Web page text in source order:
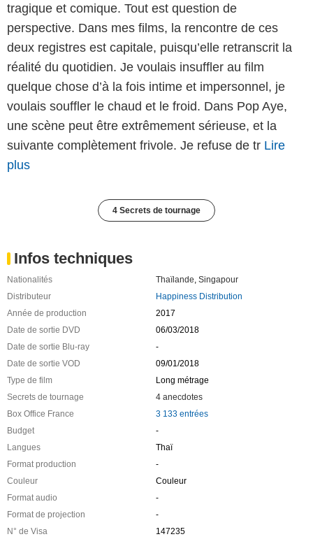
tragique et comique. Tout est question de
perspective. Dans mes films, la rencontre de ces
deux registres est capitale, puisqu’elle retranscrit la
réalité du quotidien. Je voulais insuffler au film
quelque chose d’à la fois intime et impersonnel, je
voulais souffler le chaud et le froid. Dans Pop Aye,
une scène peut être extrêmement sérieuse, et la
suivante complètement frivole. Je refuse de tr Lire
plus
4 Secrets de tournage
Infos techniques
Nationalités Thaïlande, Singapour
Distributeur
Happiness Distribution
Année de production
2017
Date de sortie DVD
06/03/2018
Date de sortie Blu-ray
-
Date de sortie VOD
09/01/2018
Type de film
Long métrage
Secrets de tournage
4 anecdotes
Box Office France
3 133 entrées
Budget
-
Langues
Thaï
Format production
-
Couleur
Couleur
Format audio
-
Format de projection
-
N° de Visa
147235